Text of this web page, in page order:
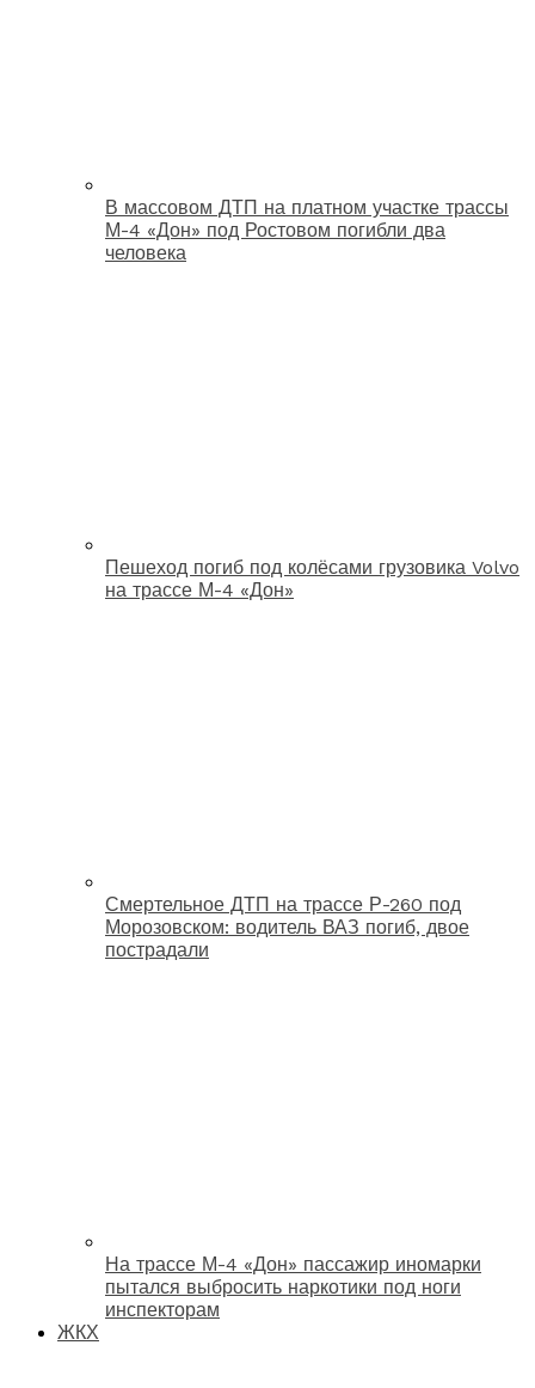
В массовом ДТП на платном участке трассы
М-4 «Дон» под Ростовом погибли два
человека
Пешеход погиб под колёсами грузовика Volvo
на трассе М-4 «Дон»
Смертельное ДТП на трассе Р-260 под
Морозовском: водитель ВАЗ погиб, двое
пострадали
На трассе М-4 «Дон» пассажир иномарки
пытался выбросить наркотики под ноги
инспекторам
ЖКХ